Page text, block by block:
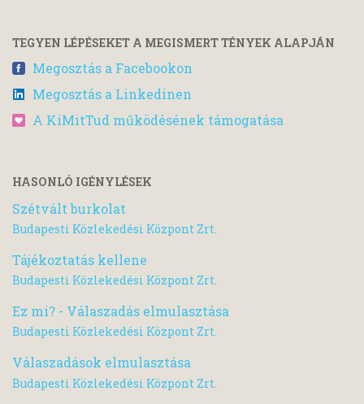
TEGYEN LÉPÉSEKET A MEGISMERT TÉNYEK ALAPJÁN
Megosztás a Facebookon
Megosztás a Linkedinen
A KiMitTud működésének támogatása
HASONLÓ IGÉNYLÉSEK
Szétvált burkolat
Budapesti Közlekedési Központ Zrt.
Tájékoztatás kellene
Budapesti Közlekedési Központ Zrt.
Ez mi? - Válaszadás elmulasztása
Budapesti Közlekedési Központ Zrt.
Válaszadások elmulasztása
Budapesti Közlekedési Központ Zrt.